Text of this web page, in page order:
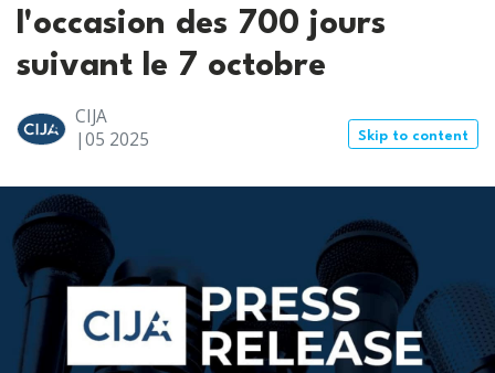
l'occasion des 700 jours
suivant le 7 octobre
CIJA
|05 2025 Skip to content